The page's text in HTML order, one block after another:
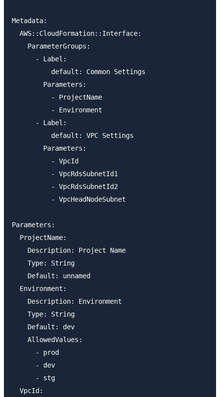
Metadata:
  AWS::CloudFormation::Interface:
    ParameterGroups:
      - Label:
          default: Common Settings
        Parameters:
          - ProjectName
          - Environment
      - Label:
          default: VPC Settings
        Parameters:
          - VpcId
          - VpcRdsSubnetId1
          - VpcRdsSubnetId2
          - VpcHeadNodeSubnet
Parameters:
  ProjectName:
    Description: Project Name
    Type: String
    Default: unnamed
  Environment:
    Description: Environment
    Type: String
    Default: dev
    AllowedValues:
      - prod
      - dev
      - stg
  VpcId: